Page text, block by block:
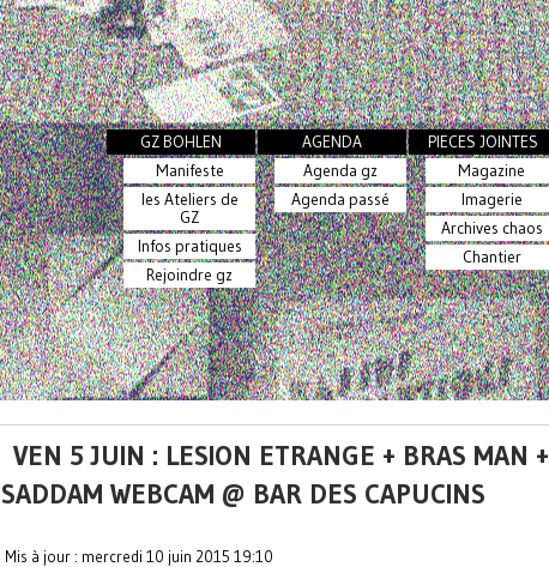
GZ BOHLEN
Manifeste
les Ateliers de
GZ
Infos pratiques
Rejoindre gz
AGENDA
Agenda gz
Agenda passé
PIECES JOINTES
Magazine
Imagerie
Archives chaos
Chantier
VEN 5 JUIN : LESION ETRANGE + BRAS MAN +
SADDAM WEBCAM @ BAR DES CAPUCINS
Mis à jour : mercredi 10 juin 2015 19:10